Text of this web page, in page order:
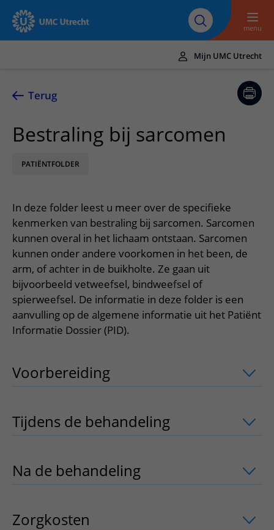
Naar hoofdinhoud
Over UMC
Utrecht
Research
Werken bij het UMC
Utrecht
menu
UMC Utrecht
Zorg en behandeling
Ziekten en aandoeningen
Poliklinieken
Verpleegafdelingen
Onze zorgverleners
Onderzoeken en diagnostiek
Het Wilhelmina Kinderziekenhuis
Afspraak en opname
Bezoek aan de polikliniek
Opname in het ziekenhuis
Voorbereiding op uw afspraak
Bloedprikken
Wachttijden
Bezoektijden
Mijn UMC Utrecht patiëntportaal
Op bezoek in het UMC Utrecht
Apotheek
Winkels en restaurants
Faciliteiten en voorzieningen
Bezoekregels
Kwaliteit en veiligheid
Contact en route
Spoed
Contactgegevens
Route naar het ziekenhuis
Parkeren
Wegwijs in het ziekenhuis
Contact met verpleegafdeling
Verwijzers
Patiënt verwijzen
Teleconsult aanvragen
Diagnostiek aanvragen
Zorgverlenersportaal
Meer UMC Utrecht
Over UMC Utrecht
Research
Werken bij het UMC Utrecht
Mijn UMC Utrecht
Terug
Bestraling bij sarcomen
PATIËNTFOLDER
In deze folder leest u meer over de specifieke
kenmerken van bestraling bij sarcomen. Sarcomen
kunnen overal in het lichaam ontstaan. Sarcomen
kunnen onder andere voorkomen in het been, de
arm, of achter in de buikholte. Ze gaan uit
bijvoorbeeld vetweefsel, bindweefsel of
spierweefsel. De informatie in deze folder is een
aanvulling op de algemene informatie uit het Patiënt
Informatie Dossier (PID).
Voorbereiding uitklapper, klik om te
Tijdens de behandeling uitklapper,
Na de behandeling uitklapper, klik
Zorgkosten uitklapper, klik om te